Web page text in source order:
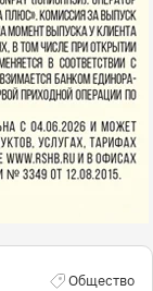
Общество